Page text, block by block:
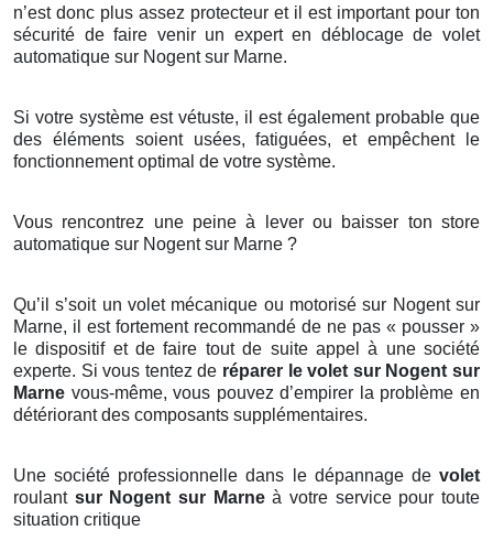
n’est donc plus assez protecteur et il est important pour ton
sécurité de faire venir un expert en déblocage de volet
automatique sur Nogent sur Marne.
Si votre système est vétuste, il est également probable que
des éléments soient usées, fatiguées, et empêchent le
fonctionnement optimal de votre système.
Vous rencontrez une peine à lever ou baisser ton store
automatique sur Nogent sur Marne ?
Qu’il s’soit un volet mécanique ou motorisé sur Nogent sur
Marne, il est fortement recommandé de ne pas « pousser »
le dispositif et de faire tout de suite appel à une société
experte. Si vous tentez de réparer le volet sur Nogent sur
Marne vous-même, vous pouvez d’empirer la problème en
détériorant des composants supplémentaires.
Une société professionnelle dans le dépannage de volet
roulant sur Nogent sur Marneà votre service pour toute
situation critique